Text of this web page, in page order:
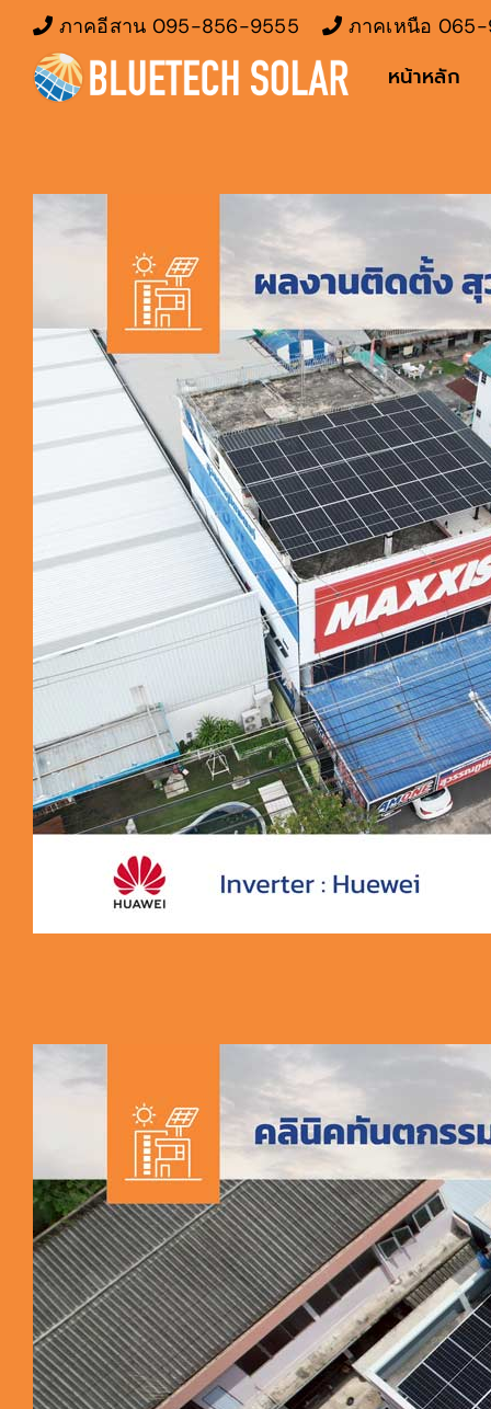
content
ภาคอีสาน 095-856-9555 ภาคเหนือ 065-
หน้าหลัก
ผลงานติดตั้ง